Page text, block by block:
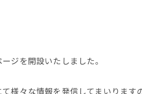
ジを開設いたしました。
様々な情報を発信してまいります